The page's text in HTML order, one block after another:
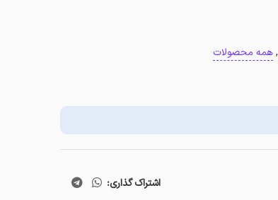
, همه محصولات
اشتراک گذاری: